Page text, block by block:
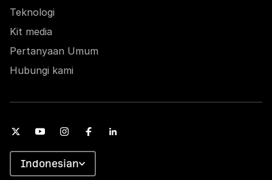
Teknologi
Kit media
Pertanyaan Umum
Hubungi kami
Indonesian